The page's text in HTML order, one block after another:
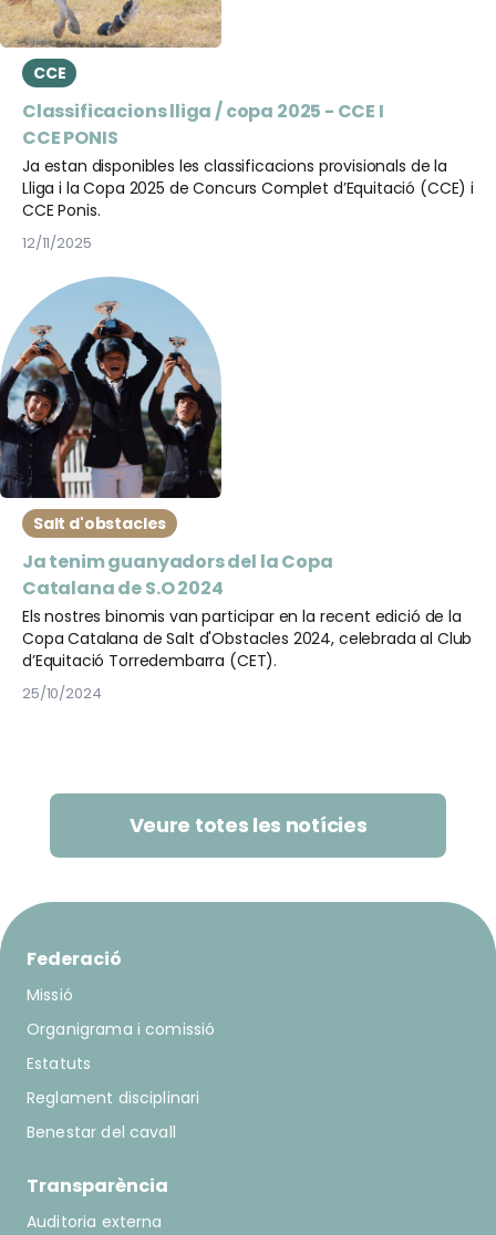
CCE
Classificacions lliga / copa 2025 - CCE I
CCE PONIS
Ja estan disponibles les classificacions provisionals de la
Lliga i la Copa 2025 de Concurs Complet d’Equitació (CCE) i
CCE Ponis.
12/11/2025
Salt d'obstacles
Ja tenim guanyadors del la Copa
Catalana de S.O 2024
Els nostres binomis van participar en la recent edició de la
Copa Catalana de Salt d'Obstacles 2024, celebrada al Club
d’Equitació Torredembarra (CET).
25/10/2024
Veure totes les notícies
Federació
Missió
Organigrama i comissió
Estatuts
Reglament disciplinari
Benestar del cavall
Transparència
Auditoria externa